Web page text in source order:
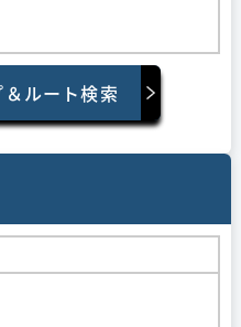
ルート検索